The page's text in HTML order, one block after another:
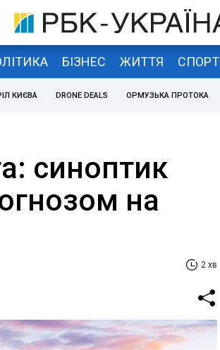
БІЗНЕС ЖИТТЯ СПОРТ
КИЄВА DRONE DEALS ОРМУЗЬКА ПРОТОКА
синоптик
на
2 хв